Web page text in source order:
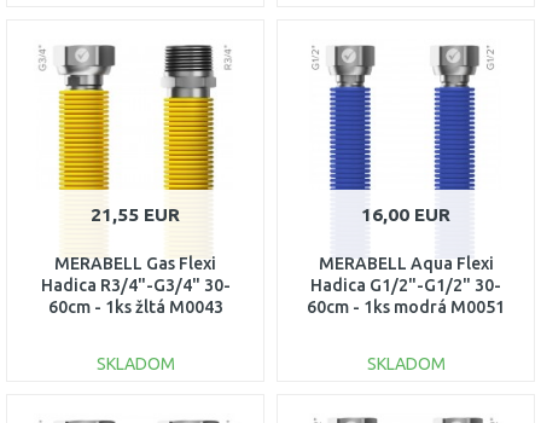
Porovnať Porovnať
21,55 EUR
MERABELL Gas Flexi
Hadica R3/4"-G3/4" 30-
60cm - 1ks žltá M0043
SKLADOM
16,00 EUR
MERABELL Aqua Flexi
Hadica G1/2"-G1/2" 30-
60cm - 1ks modrá M0051
SKLADOM
DO KOŠÍKA